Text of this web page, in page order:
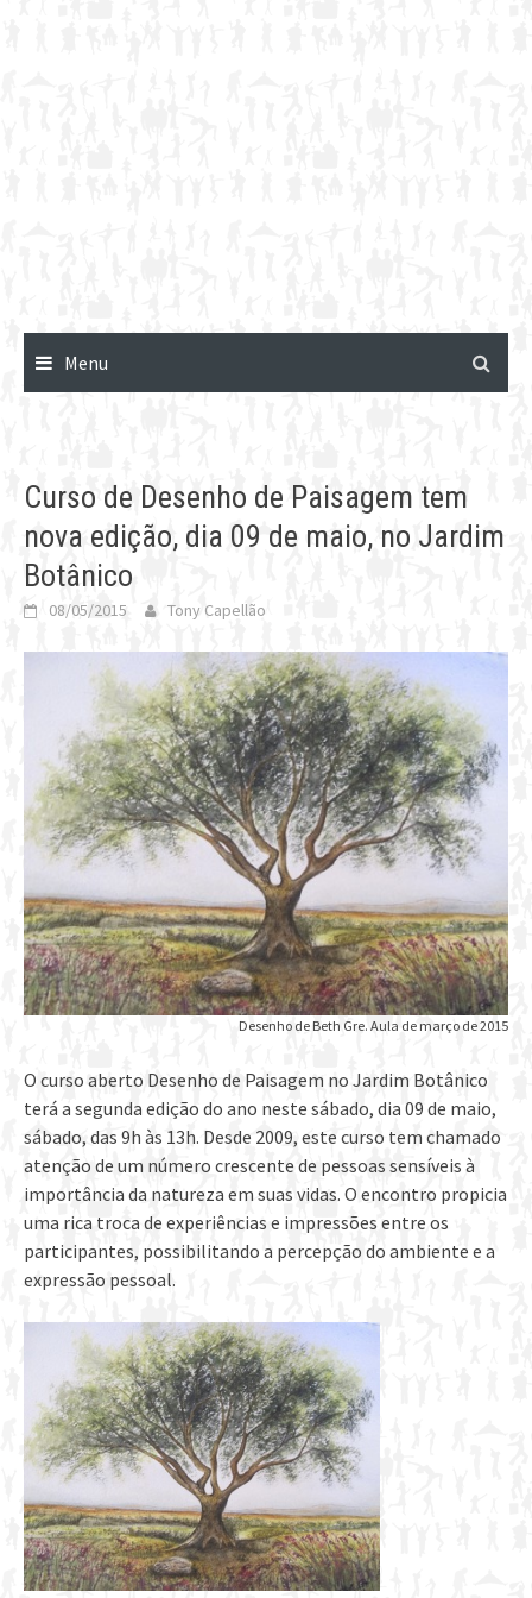
Menu
Curso de Desenho de Paisagem tem
nova edição, dia 09 de maio, no Jardim
Botânico
08/05/2015 Tony Capellão
Desenho de Beth Gre. Aula de março de 2015
O curso aberto Desenho de Paisagem no Jardim Botânico
terá a segunda edição do ano neste sábado, dia 09 de maio,
sábado, das 9h às 13h. Desde 2009, este curso tem chamado
atenção de um número crescente de pessoas sensíveis à
importância da natureza em suas vidas. O encontro propicia
uma rica troca de experiências e impressões entre os
participantes, possibilitando a percepção do ambiente e a
expressão pessoal.